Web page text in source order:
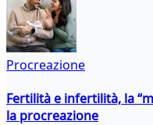
Procreazione
Fertilità e infertilità, la
la procreazione